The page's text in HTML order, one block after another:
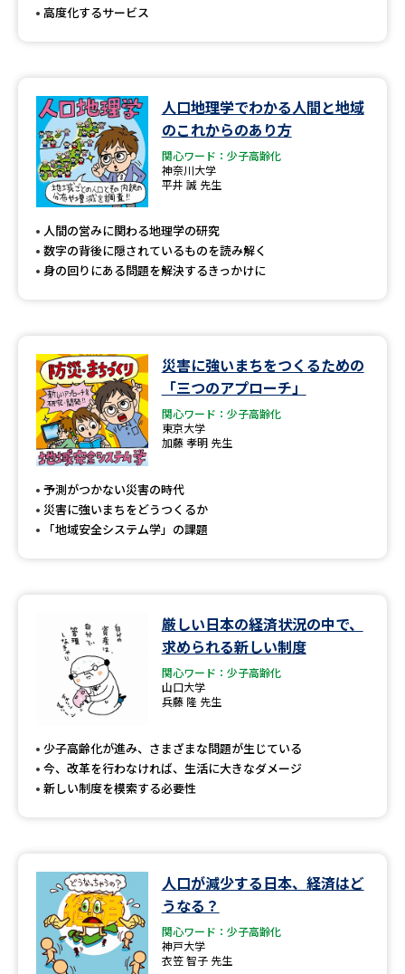
高度化するサービス
人口地理学でわかる人間と地域
のこれからのあり方
関心ワード：少子高齢化
神奈川大学
平井 誠 先生
人間の営みに関わる地理学の研究
数字の背後に隠されているものを読み解く
身の回りにある問題を解決するきっかけに
災害に強いまちをつくるための
「三つのアプローチ」
関心ワード：少子高齢化
東京大学
加藤 孝明 先生
予測がつかない災害の時代
災害に強いまちをどうつくるか
「地域安全システム学」の課題
厳しい日本の経済状況の中で、
求められる新しい制度
関心ワード：少子高齢化
山口大学
兵藤 隆 先生
少子高齢化が進み、さまざまな問題が生じている
今、改革を行わなければ、生活に大きなダメージ
新しい制度を模索する必要性
人口が減少する日本、経済はど
うなる？
関心ワード：少子高齢化
神戸大学
衣笠 智子 先生